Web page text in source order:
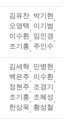
김유찬, 박기현,
오영택, 이기범,
이수환, 임인경,
조기홍, 주인수
김세혁, 민병현,
백은주, 이수환,
정현주, 조경기,
조기홍, 조혜성,
한상욱, 황성철